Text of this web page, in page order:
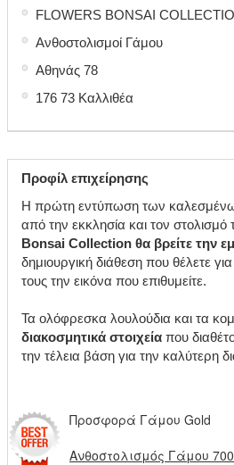
● FLOWERS BONSAI
● Ανθοστολισμοί Γάμου
● Αθηνάς 78
● 176 73 Καλλιθέα
Προφίλ επιχείρησης
Η πρώτη εντύπωση των
από την εκκλησία και τον στολισμό
Bonsai Collection θα βρείτε την
δημιουργική διάθεση που θέλετε
τους την εικόνα που επιθυμείτε.
Τα ολόφρεσκα λουλούδια και τα
διακοσμητικά στοιχεία που
την τέλεια βάση για την καλύτερη
Προσφορά Γάμου Gold
Ανθοστολισμός Γάμου